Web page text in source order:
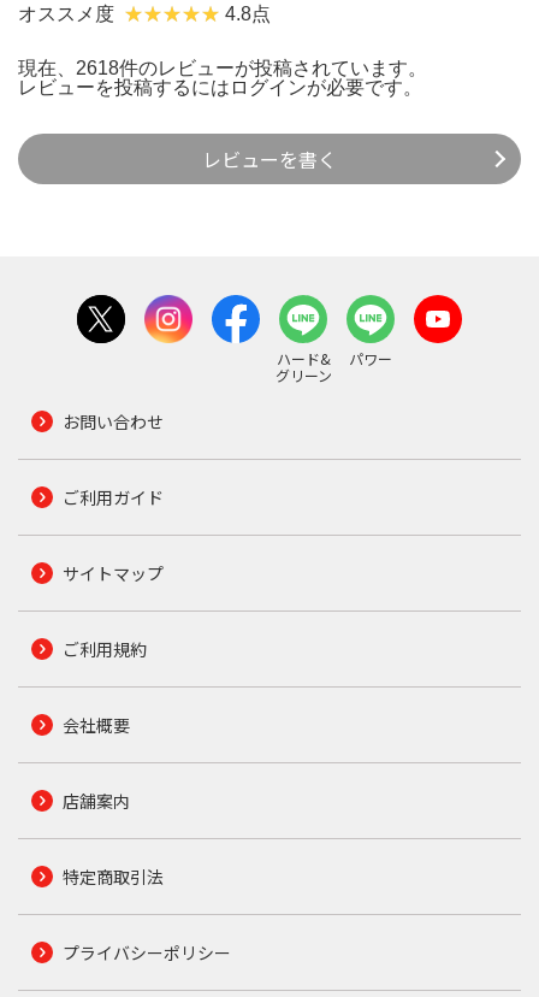
オススメ度 4.8点
現在、2618件のレビューが投稿されています。
レビューを投稿するには ログインが必要です。
レビューを書く
ハード&
グリーン
パワー
お問い合わせ
ご利用ガイド
サイトマップ
ご利用規約
会社概要
店舗案内
特定商取引法
プライバシーポリシー